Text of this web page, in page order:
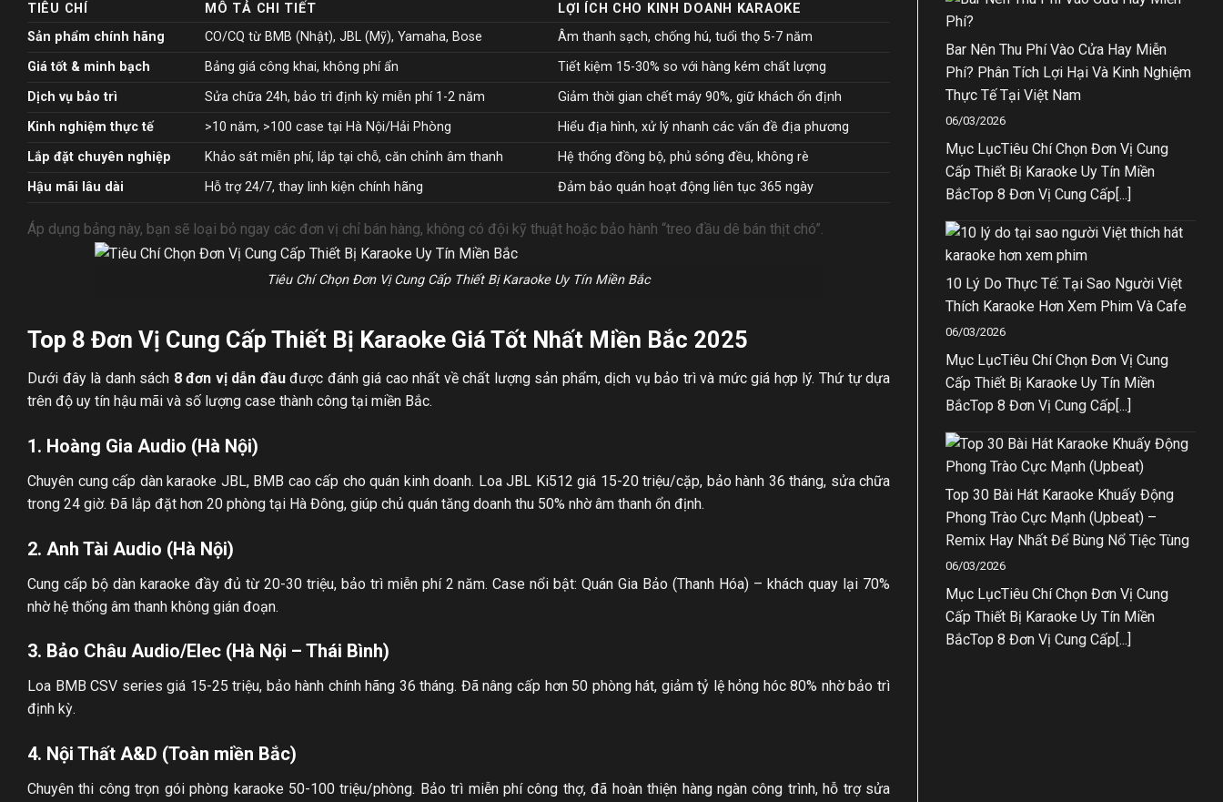
TIÊU CHÍ MÔ TẢ CHI TIẾT
LỢI ÍCH CHO KINH DOANH KARAOKE
Sản phẩm chính hãng
CO/CQ từ BMB (Nhật), JBL (Mỹ), Yamaha, Bose
Âm thanh sạch, chống hú, tuổi thọ 5-7 năm
Giá tốt & minh bạch
Bảng giá công khai, không phí ẩn
Tiết kiệm 15-30% so với hàng kém chất lượng
Dịch vụ bảo trì
Sửa chữa 24h, bảo trì định kỳ miễn phí 1-2 năm
Giảm thời gian chết máy 90%, giữ khách ổn định
Kinh nghiệm thực tế
>10 năm, >100 case tại Hà Nội/Hải Phòng
Hiểu địa hình, xử lý nhanh các vấn đề địa phương
Lắp đặt chuyên nghiệp
Khảo sát miễn phí, lắp tại chỗ, căn chỉnh âm thanh
Hệ thống đồng bộ, phủ sóng đều, không rè
Hậu mãi lâu dài
Hỗ trợ 24/7, thay linh kiện chính hãng Đảm bảo quán hoạt động liên tục 365 ngày
Áp dụng bảng này, bạn sẽ loại bỏ ngay các đơn vị chỉ bán hàng, không có đội kỹ thuật hoặc bảo hành “treo đầu dê bán thịt chó”.
Tiêu Chí Chọn Đơn Vị Cung Cấp Thiết Bị Karaoke Uy Tín Miền Bắc
Top 8 Đơn Vị Cung Cấp Thiết Bị Karaoke Giá Tốt Nhất Miền Bắc 2025
Dưới đây là danh sách 8 đơn vị dẫn đầuđược đánh giá cao nhất về chất lượng sản phẩm, dịch vụ bảo trì và mức giá hợp lý. Thứ tự dựa
trên độ uy tín hậu mãi và số lượng case thành công tại miền Bắc.
1. Hoàng Gia Audio (Hà Nội)
Chuyên cung cấp dàn karaoke JBL, BMB cao cấp cho quán kinh doanh. Loa JBL Ki512 giá 15-20 triệu/cặp, bảo hành 36 tháng, sửa chữa
trong 24 giờ. Đã lắp đặt hơn 20 phòng tại Hà Đông, giúp chủ quán tăng doanh thu 50% nhờ âm thanh ổn định.
2. Anh Tài Audio (Hà Nội)
Cung cấp bộ dàn karaoke đầy đủ từ 20-30 triệu, bảo trì miễn phí 2 năm. Case nổi bật: Quán Gia Bảo (Thanh Hóa) – khách quay lại 70%
nhờ hệ thống âm thanh không gián đoạn.
3. Bảo Châu Audio/Elec (Hà Nội – Thái Bình)
Loa BMB CSV series giá 15-25 triệu, bảo hành chính hãng 36 tháng. Đã nâng cấp hơn 50 phòng hát, giảm tỷ lệ hỏng hóc 80% nhờ bảo trì
định kỳ.
4. Nội Thất A&D (Toàn miền Bắc)
Chuyên thi công trọn gói phòng karaoke 50-100 triệu/phòng. Bảo trì miễn phí công thợ, đã hoàn thiện hàng ngàn công trình, hỗ trợ sửa
Bar Nên Thu Phí Vào Cửa Hay Miễn
Phí? Phân Tích Lợi Hại Và Kinh Nghiệm
Thực Tế Tại Việt Nam
06/03/2026
Mục LụcTiêu Chí Chọn Đơn Vị Cung
Cấp Thiết Bị Karaoke Uy Tín Miền
BắcTop 8 Đơn Vị Cung Cấp[...]
10 Lý Do Thực Tế: Tại Sao Người Việt
Thích Karaoke Hơn Xem Phim Và Cafe
06/03/2026
Mục LụcTiêu Chí Chọn Đơn Vị Cung
Cấp Thiết Bị Karaoke Uy Tín Miền
BắcTop 8 Đơn Vị Cung Cấp[...]
Top 30 Bài Hát Karaoke Khuấy Động
Phong Trào Cực Mạnh (Upbeat) –
Remix Hay Nhất Để Bùng Nổ Tiệc Tùng
06/03/2026
Mục LụcTiêu Chí Chọn Đơn Vị Cung
Cấp Thiết Bị Karaoke Uy Tín Miền
BắcTop 8 Đơn Vị Cung Cấp[...]